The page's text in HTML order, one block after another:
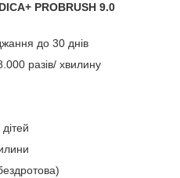
PROBRUSH 9.0
до 30 днів
разів/ хвилину